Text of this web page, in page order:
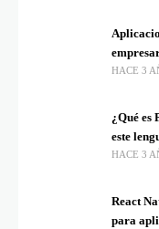
HACE 3
¿Qué es
este
HACE 3
React
para